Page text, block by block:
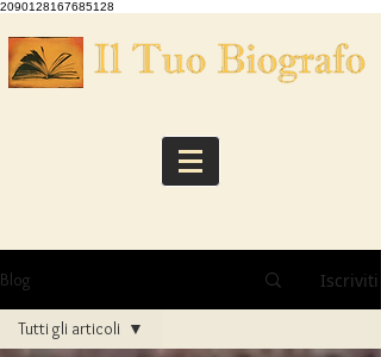
2090128167685128
Blog Iscriviti
Tutti gli articoli